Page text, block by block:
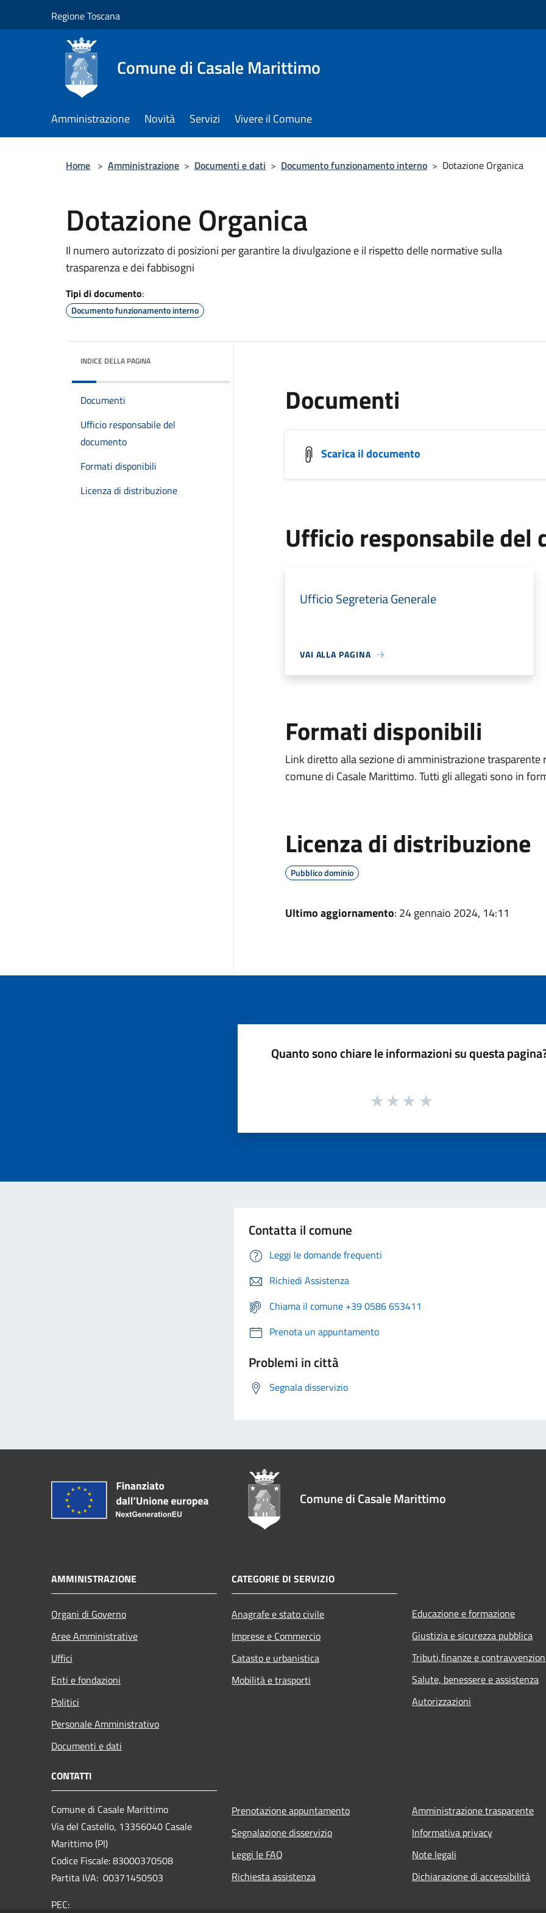
Regione Toscana
Comune di Casale Marittimo
Amministrazione Novità Servizi Vivere il Comune
Home > Amministrazione > Documenti e dati > Documento funzionamento interno > Dotazione Organica
Dotazione Organica
Il numero autorizzato di posizioni per garantire la divulgazione e il rispetto delle normative sulla
trasparenza e dei fabbisogni
Tipi di documento:
Documento funzionamento interno
INDICE DELLA PAGINA
Documenti
Ufficio responsabile del
documento
Formati disponibili
Licenza di distribuzione
Documenti
Scarica il documento
Ufficio responsabile del
Ufficio Segreteria Generale
VAI ALLA PAGINA
Formati disponibili
Link diretto alla sezione di amministrazione
comune di Casale Marittimo. Tutti gli allegati sono in
Licenza di distribuzione
Pubblico dominio
Ultimo aggiornamento: 24 gennaio 2024, 14:11
Quanto sono chiare le informazioni su questa
Contatta il comune
Leggi le domande frequenti
Richiedi Assistenza
Chiama il comune +39 0586 653411
Prenota un appuntamento
Problemi in città
Segnala disservizio
Comune di Casale Marittimo
AMMINISTRAZIONE
Organi di Governo
Aree Amministrative
Uffici
Enti e fondazioni
Politici
Personale Amministrativo
Documenti e dati
CATEGORIE DI SERVIZIO
Anagrafe e stato civile
Imprese e Commercio
Catasto e urbanistica
Mobilità e trasporti
Educazione e formazione
Giustizia e sicurezza pubblica
Tributi,finanze e
Salute, benessere e assistenza
Autorizzazioni
CONTATTI
Comune di Casale Marittimo
Via del Castello, 13356040 Casale
Marittimo (PI)
Codice Fiscale: 83000370508
Partita IVA: 00371450503
PEC:
Prenotazione appuntamento
Segnalazione disservizio
Leggi le FAQ
Richiesta assistenza
Amministrazione trasparente
Informativa privacy
Note legali
Dichiarazione di accessibilità